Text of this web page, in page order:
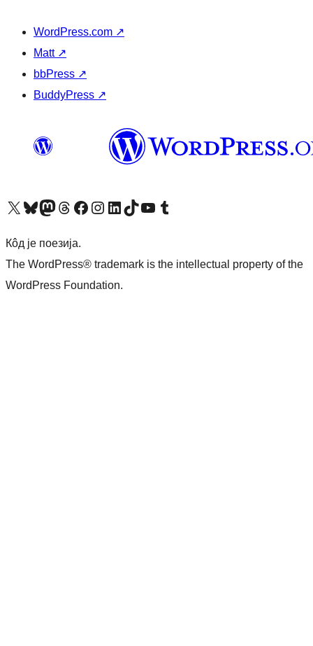
WordPress.com ↗
Matt ↗
bbPress ↗
BuddyPress ↗
Visit our X (formerly Twitter) account
Посетите наш Bluesky налог
Visit our Mastodon account
Посетите наш налог на Threads-у Visit our Facebook pageПосетите наш Инстаграм налог
Visit our LinkedIn account
Посетите наш TikTok налог
Visit our YouTube channel
Посетите наш Tumblr налог
Кôд је поезија.
The WordPress® trademark is the intellectual property of the
WordPress Foundation.